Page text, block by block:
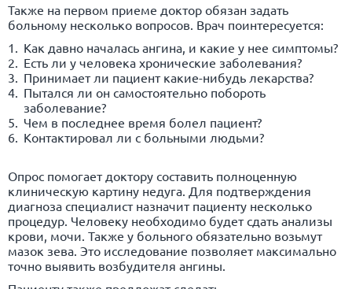
Также на первом приеме доктор обязан задать
больному несколько вопросов. Врач поинтересуется:
Как давно началась ангина, и какие у нее симптомы?
Есть ли у человека хронические заболевания?
Принимает ли пациент какие-нибудь лекарства?
Пытался ли он самостоятельно побороть
заболевание?
Чем в последнее время болел пациент?
Контактировал ли с больными людьми?
Опрос помогает доктору составить полноценную
клиническую картину недуга. Для подтверждения
диагноза специалист назначит пациенту несколько
процедур. Человеку необходимо будет сдать анализы
крови, мочи. Также у больного обязательно возьмут
мазок зева. Это исследование позволяет максимально
точно выявить возбудителя ангины.